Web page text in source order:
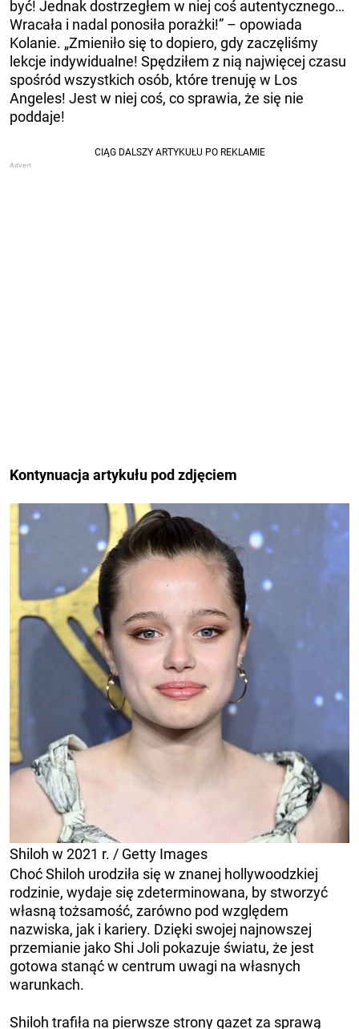
być! Jednak dostrzegłem w niej coś autentycznego…
Wracała i nadal ponosiła porażki!” – opowiada
Kolanie. „Zmieniło się to dopiero, gdy zaczęliśmy
lekcje indywidualne! Spędziłem z nią najwięcej czasu
spośród wszystkich osób, które trenuję w Los
Angeles! Jest w niej coś, co sprawia, że się nie
poddaje!
Kontynuacja artykułu pod zdjęciem
Shiloh w 2021 r. / Getty Images
Choć Shiloh urodziła się w znanej hollywoodzkiej
rodzinie, wydaje się zdeterminowana, by stworzyć
własną tożsamość, zarówno pod względem
nazwiska, jak i kariery. Dzięki swojej najnowszej
przemianie jako Shi Joli pokazuje światu, że jest
gotowa stanąć w centrum uwagi na własnych
warunkach.
Shiloh trafiła na pierwsze strony gazet za sprawą